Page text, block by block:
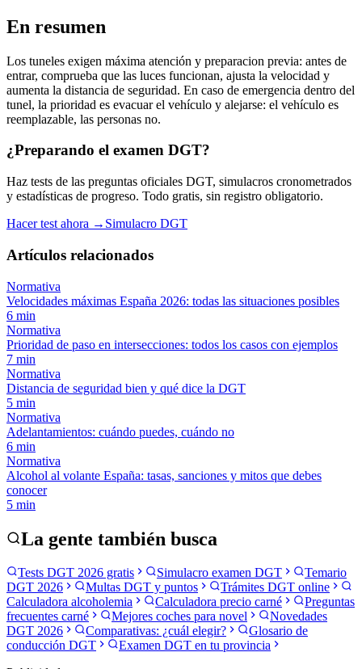
En resumen
Los tuneles exigen máxima atención y preparacion previa: antes de
entrar, comprueba que las luces funcionan, ajusta la velocidad y
aumenta la distancia de seguridad. En caso de emergencia dentro del
tunel, la prioridad es evacuar el vehículo y alejarse: el vehículo es
reemplazable, las personas no.
¿Preparando el examen DGT?
Haz tests de las preguntas oficiales DGT, simulacros cronometrados
y estadísticas de progreso. Todo gratis, sin registro obligatorio.
Hacer test ahora → Simulacro DGT
Artículos relacionados
Normativa
Velocidades máximas España 2026: todas las situaciones posibles
6 min
Normativa
Prioridad de paso en intersecciones: todos los casos con ejemplos
7 min
Normativa
Distancia de seguridad bien y qué dice la DGT
5 min
Normativa
Adelantamientos: cuándo puedes, cuándo no
6 min
Normativa
Alcohol al volante España: tasas, sanciones y mitos que debes
conocer
5 min
La gente también busca
Tests DGT 2026 gratis Simulacro examen DGT
Temario
DGT 2026
Multas DGT y puntos
Trámites DGT online
Calculadora alcoholemia
Calculadora precio carné
Preguntas
frecuentes carné
Mejores coches para novel
Novedades
DGT 2026
Comparativas: ¿cuál elegir?
Glosario de
conducción DGT
Examen DGT en tu provincia